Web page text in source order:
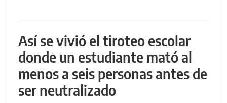
Así se vivió el tiroteo escolar
donde un estudiante mató al
menos a seis personas antes de
ser neutralizado